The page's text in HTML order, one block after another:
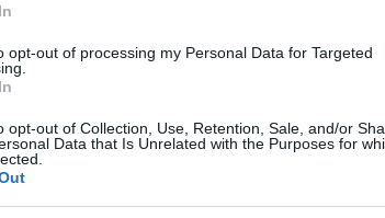
opt-out of processing my Personal Data for Targeted
opt-out of Collection, Use, Retention, Sale, and/or
Data that Is Unrelated with the Purposes for
Παναγιωτίδης δημιούργησαν τον Απρίλιο του 1999
τεσσάρων ετών κατάφεραν να διαπρέψουν σε όλη
Δανία, Φινλανδία), την Ελλάδα, την Γερμανία,
τις πρώτες θέσεις τόσο στα επίσημα charts
τους κυκλοφορία, η Έλενα Παπαρίζου
με αφορμή μια σειρά από καλοκαιρινές